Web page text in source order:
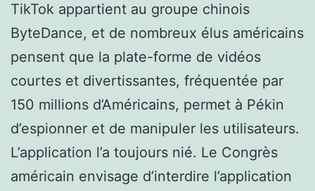
TikTok appartient au groupe chinois
ByteDance, et de nombreux élus américains
pensent que la plate-forme de vidéos
courtes et divertissantes, fréquentée par
150 millions d’Américains, permet à Pékin
d’espionner et de manipuler les utilisateurs.
L’application l’a toujours nié. Le Congrès
américain envisage d’interdire l’application